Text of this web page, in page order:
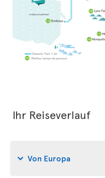
Ihr Reiseverlauf
Von Europa